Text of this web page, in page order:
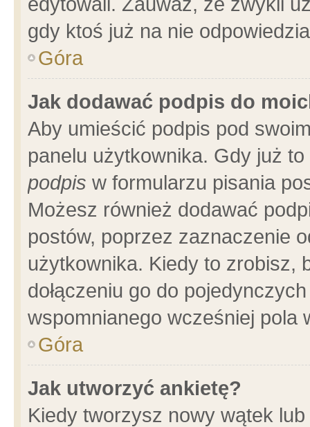
gdy ktoś już na nie
Góra
Jak dodawać podpis do
Aby umieścić podpis pod
panelu użytkownika. Gdy już
podpis w formularzu pisania
Możesz również dodawać
postów, poprzez zaznaczenie
użytkownika. Kiedy to zrobisz,
dołączeniu go do
wspomnianego wcześniej pola
Góra
Jak utworzyć ankietę?
Kiedy tworzysz nowy wątek